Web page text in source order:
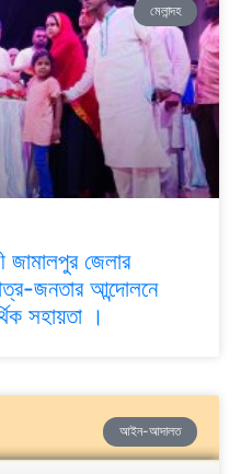
মেলান্দহ
জামালপুর জেলার
জনতার আন্দোলনে
সহায়তা ।
আইন-আদালত